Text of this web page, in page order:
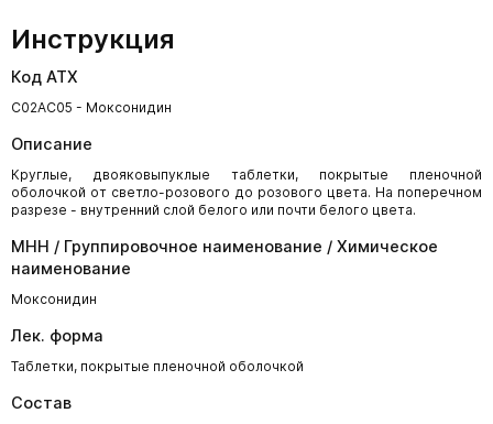
Инструкция
Код АТХ
C02AC05 - Моксонидин
Описание
Круглые, двояковыпуклые таблетки, покрытые пленочной
оболочкой от светло-розового до розового цвета. На поперечном
разрезе - внутренний слой белого или почти белого цвета.
МНН / Группировочное наименование / Химическое
наименование
Моксонидин
Лек. форма
Таблетки, покрытые пленочной оболочкой
Состав